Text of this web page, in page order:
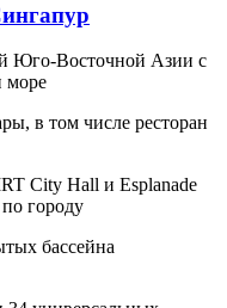
Юго-Восточной Азии с
море
в том числе ресторан
City Hall и Esplanade
городу
бассейна